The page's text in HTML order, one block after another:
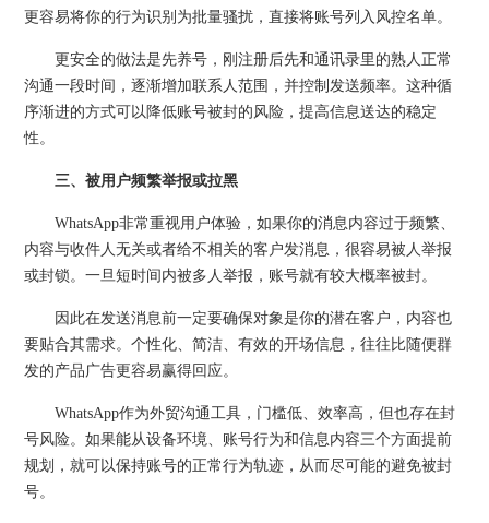
更容易将你的行为识别为批量骚扰，直接将账号列入风控名单。
更安全的做法是先养号，刚注册后先和通讯录里的熟人正常
沟通一段时间，逐渐增加联系人范围，并控制发送频率。这种循
序渐进的方式可以降低账号被封的风险，提高信息送达的稳定
性。
三、被用户频繁举报或拉黑
WhatsApp非常重视用户体验，如果你的消息内容过于频繁、
内容与收件人无关或者给不相关的客户发消息，很容易被人举报
或封锁。一旦短时间内被多人举报，账号就有较大概率被封。
因此在发送消息前一定要确保对象是你的潜在客户，内容也
要贴合其需求。个性化、简洁、有效的开场信息，往往比随便群
发的产品广告更容易赢得回应。
WhatsApp作为外贸沟通工具，门槛低、效率高，但也存在封
号风险。如果能从设备环境、账号行为和信息内容三个方面提前
规划，就可以保持账号的正常行为轨迹，从而尽可能的避免被封
号。